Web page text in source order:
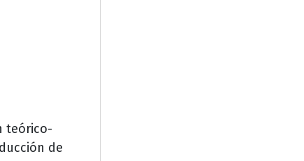
teórico-
de